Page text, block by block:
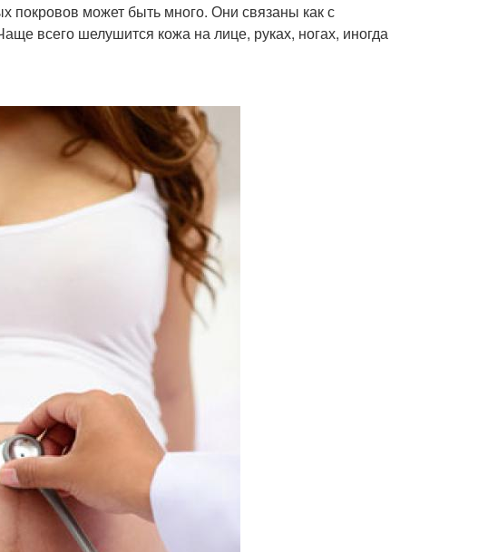
покровов может быть много. Они связаны как с
всего шелушится кожа на лице, руках, ногах, иногда